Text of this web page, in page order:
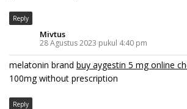
Reply
Mivtus
28 Agustus 2023 pukul 4:40 pm
melatonin brand buy aygestin 5 mg online
100mg without prescription
Reply